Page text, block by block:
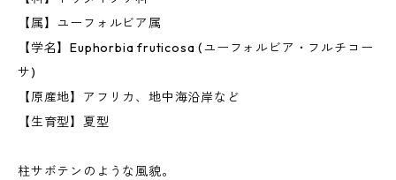
【属】ユーフォルビア属
【学名】Euphorbia fruticosa (ユーフォルビア・フルチコー
サ)
【原産地】アフリカ、地中海沿岸など
【生育型】夏型
柱サボテンのような風貌。